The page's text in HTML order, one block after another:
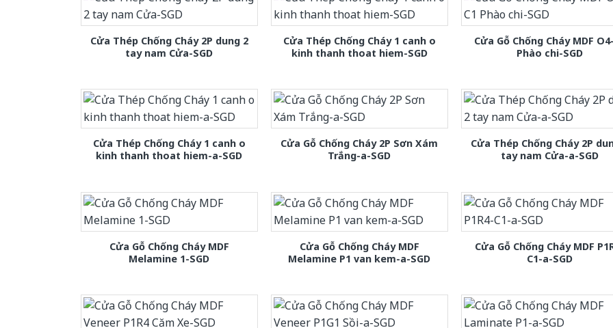
Cửa Thép Chống Cháy 2P dung 2
tay nam Cửa-SGD
Cửa Thép Chống Cháy 1 canh o
kinh thanh thoat hiem-SGD
Cửa Gỗ Chống Cháy MDF
Phào chi-SGD
Cửa Thép Chống Cháy 1 canh o
kinh thanh thoat hiem-a-SGD
Cửa Gỗ Chống Cháy 2P Sơn Xám
Trắng-a-SGD
Cửa Thép Chống Cháy 2P
tay nam Cửa-a-SGD
Cửa Gỗ Chống Cháy MDF
Melamine 1-SGD
Cửa Gỗ Chống Cháy MDF
Melamine P1 van kem-a-SGD
Cửa Gỗ Chống Cháy MDF
C1-a-SGD